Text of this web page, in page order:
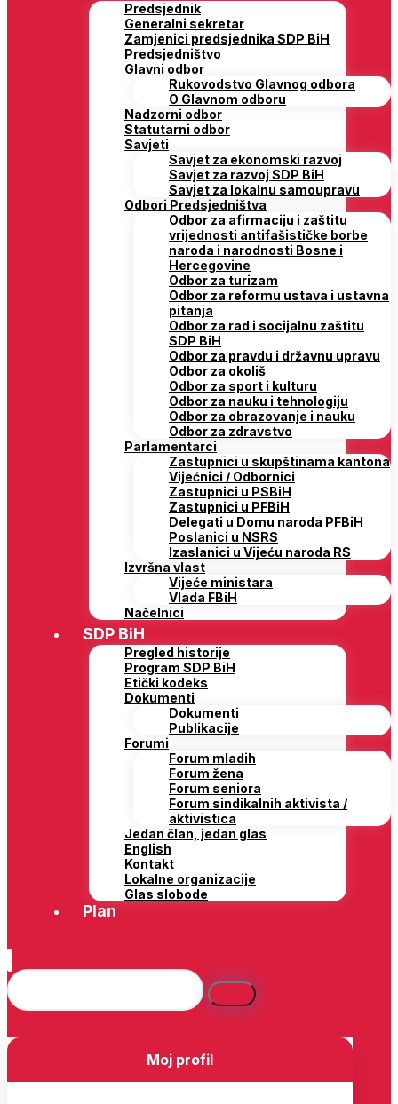
Predsjednik
Generalni sekretar
Zamjenici predsjednika SDP BiH
Predsjedništvo
Glavni odbor
Rukovodstvo Glavnog odbora
O Glavnom odboru
Nadzorni odbor
Statutarni odbor
Savjeti
Savjet za ekonomski razvoj
Savjet za razvoj SDP BiH
Savjet za lokalnu samoupravu
Odbori Predsjedništva
Odbor za afirmaciju i zaštitu
vrijednosti antifašističke borbe
naroda i narodnosti Bosne i
Hercegovine
Odbor za turizam
Odbor za reformu ustava i ustavna
pitanja
Odbor za rad i socijalnu zaštitu
SDP BiH
Odbor za pravdu i državnu upravu
Odbor za okoliš
Odbor za sport i kulturu
Odbor za nauku i tehnologiju
Odbor za obrazovanje i nauku
Odbor za zdravstvo
Parlamentarci
Zastupnici u skupštinama kantona
Vijećnici / Odbornici
Zastupnici u PSBiH
Zastupnici u PFBiH
Delegati u Domu naroda PFBiH
Poslanici u NSRS
Izaslanici u Vijeću naroda RS
Izvršna vlast
Vijeće ministara
Vlada FBiH
Načelnici
SDP BiH
Pregled historije
Program SDP BiH
Etički kodeks
Dokumenti
Dokumenti
Publikacije
Forumi
Forum mladih
Forum žena
Forum seniora
Forum sindikalnih aktivista /
aktivistica
Jedan član, jedan glas
English
Kontakt
Lokalne organizacije
Glas slobode
Plan
Moj profil